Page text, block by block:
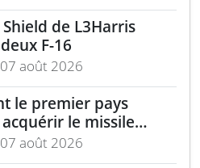
de L3Harris
F-16
août 2026
le premier pays
le missile
août 2026